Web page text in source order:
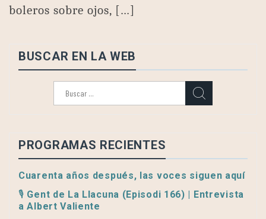
boleros sobre ojos, […]
BUSCAR EN LA WEB
PROGRAMAS RECIENTES
Cuarenta años después, las voces siguen aquí
🎙️ Gent de La Llacuna (Episodi 166) | Entrevista
a Albert Valiente